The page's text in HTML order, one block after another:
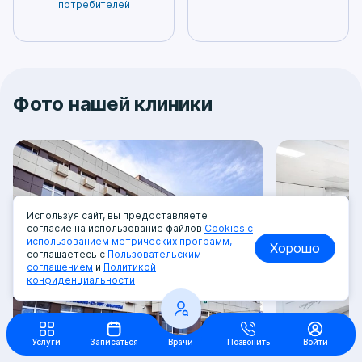
потребителей
Фото нашей клиники
Услуги Записаться Врачи Позвонить Войти
Используя сайт, вы предоставляете
согласие на использование файлов Cookies с
использованием метрических программ,
соглашаетесь с Пользовательским
соглашением и Политикой
конфиденциальности
Хорошо